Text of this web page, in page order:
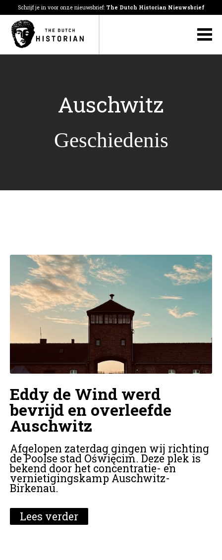
Schrijf je in voor onze nieuwsbrief: The Dutch Historian Nieuwsbrief
Auschwitz
Geschiedenis
Eddy de Wind werd
bevrijd en overleefde
Auschwitz
Afgelopen zaterdag gingen wij richting
de Poolse stad Oświęcim. Deze plek is
bekend door het concentratie- en
vernietigingskamp Auschwitz-
Birkenau.
Lees verder